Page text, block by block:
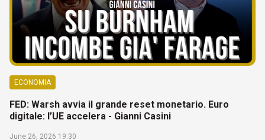
ECONOMIA
FED: Warsh avvia il grande reset monetario. Euro
digitale: l’UE accelera - Gianni Casini
June 26, 2026 19:30